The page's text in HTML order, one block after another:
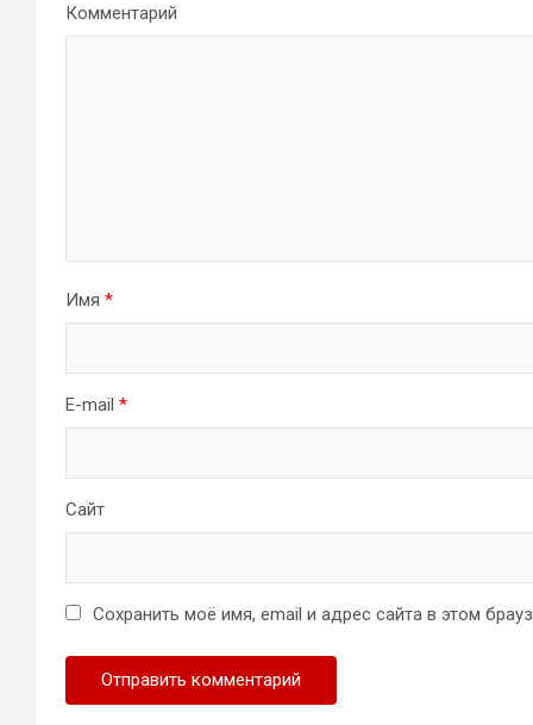
Комментарий
Имя *
E-mail *
Сайт
Сохранить моё имя, email и адрес сайта в этом